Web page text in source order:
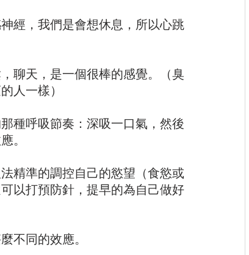
經，我們是會想休息，所以心跳
聊天，是一個很棒的感覺。（臭
人一樣）
種呼吸節奏：深吸一口氣，然後
。
精準的調控自己的慾望（食慾或
以打預防針，提早的為自己做好
不同的效應。